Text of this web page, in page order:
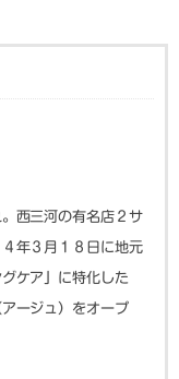
西三河の有名店２サ
年３月１８日に地元
ケア」に特化した
ージュ）をオープ